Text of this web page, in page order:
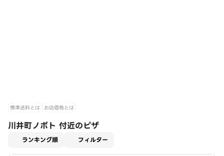
標準送料とは お店価格とは
川井町ノボト 付近のピザ
ランキング順 フィルター